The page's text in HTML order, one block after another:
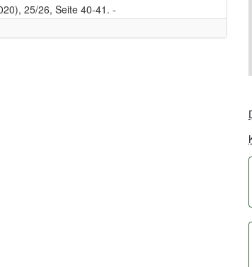
25/26, Seite 40-41. -